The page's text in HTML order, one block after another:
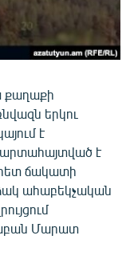
քաղաքի
երկու
է
արտահայտված է
ճակատի
ահաբեկչական
Մարատ